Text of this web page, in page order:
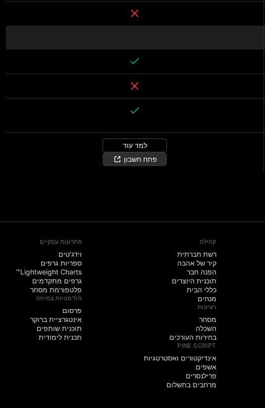
למד עוד
פתח חשבון
קהילה
רשת חברתית
קיר של אהבה
הפנה חבר
תוכנית היוצרים
כללי הבית
מנחים
רעיונות
מסחר
השכלה
בחירות העורכים
PINE SCRIPT
אינדיקטורים ואסטרטגיות
אשפים
פרילנסרים
מרחבים בתשלום
פתרונות עסקיים
וידג'טים
ספריות גרפים
Lightweight Charts™
גרפים מתקדמים
פלטפורמת מסחר
הזדמנויות צמיחה
פּרסום
אינטגרציית ברוקר
תוכנית שותפים
תכנית לימודית